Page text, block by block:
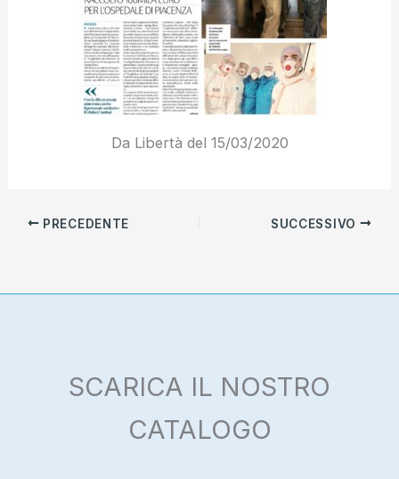
Da Libertà del 15/03/2020
PRECEDENTE SUCCESSIVO
SCARICA IL NOSTRO
CATALOGO